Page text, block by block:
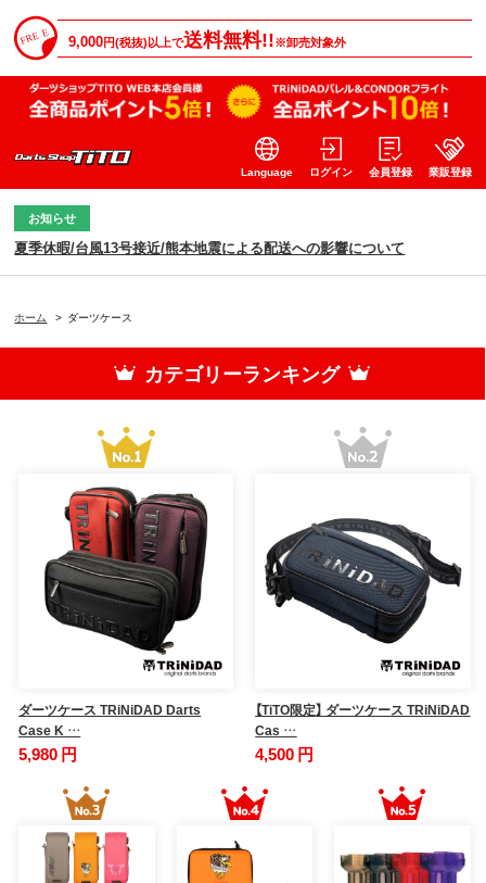
9,000円(税抜)以上で送料無料!!※卸売対象外
Language ログイン 会員登録 業販登録
お知らせ
夏季休暇/台風13号接近/熊本地震による配送への影響について
ホーム > ダーツケース
カテゴリーランキング
ダーツケース TRiNiDAD Darts
Case K …
5,980 円
【TiTO限定】 ダーツケース TRiNiDAD
Cas …
4,500 円